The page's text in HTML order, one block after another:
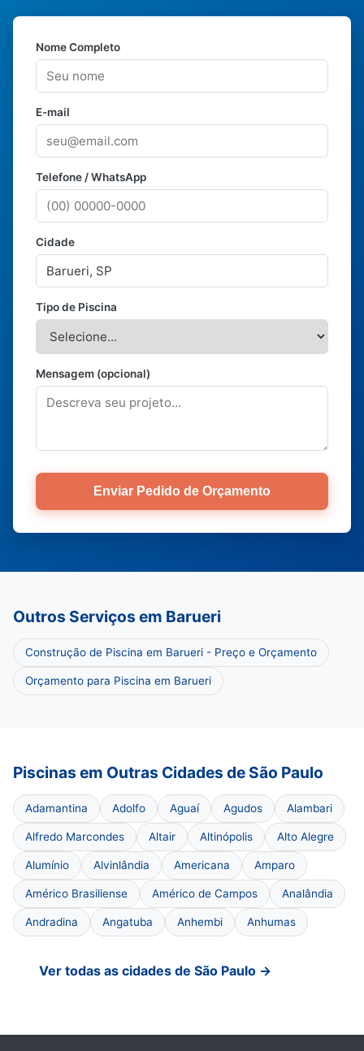
Nome Completo
E-mail
Telefone / WhatsApp
Cidade
Tipo de Piscina
Mensagem (opcional)
Enviar Pedido de Orçamento
Outros Serviços em Barueri
Construção de Piscina em Barueri - Preço e Orçamento
Orçamento para Piscina em Barueri
Piscinas em Outras Cidades de São Paulo
Adamantina Adolfo Aguaí Agudos Alambari
Alfredo Marcondes Altair Altinópolis Alto Alegre
Alumínio Alvinlândia Americana Amparo
Américo Brasiliense Américo de Campos Analândia
Andradina Angatuba Anhembi Anhumas
Ver todas as cidades de São Paulo →